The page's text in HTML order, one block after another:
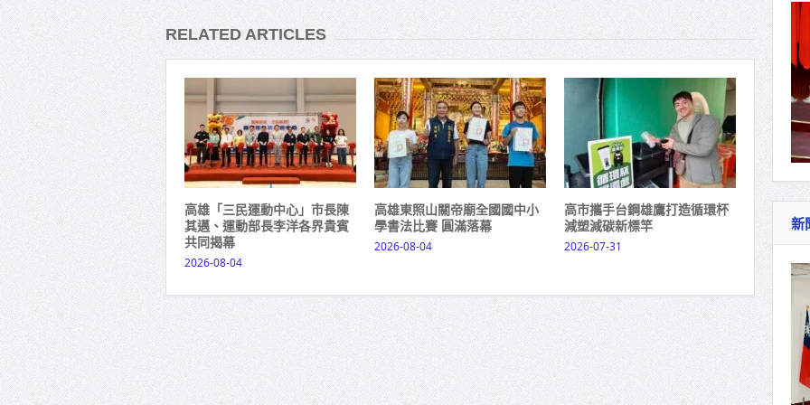
RELATED ARTICLES
高雄「三民運動中心」市長陳
其邁、運動部長李洋各界貴賓
共同揭幕
2026-08-04
高雄東照山關帝廟全國國中小
學書法比賽 圓滿落幕
2026-08-04
高市攜手台鋼雄鷹打造循環杯
減塑減碳新標竿
2026-07-31
新